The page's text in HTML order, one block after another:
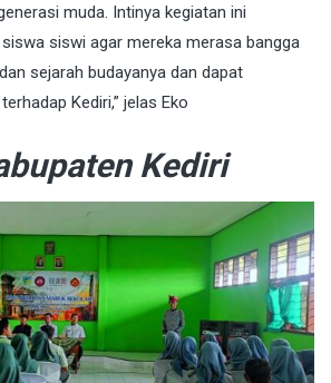
muda. Intinya kegiatan ini
siswi agar mereka merasa bangga
sejarah budayanya dan dapat
Kediri,” jelas Eko
Kediri